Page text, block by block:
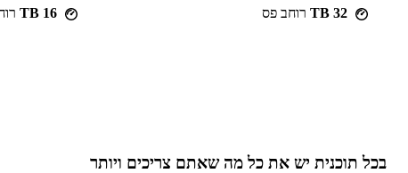
16 TB
32 TB
רוחב פס
בכל תוכנית יש את כל מה שאתם צריכים ויותר